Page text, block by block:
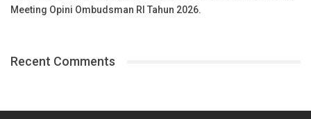
Meeting Opini Ombudsman RI Tahun 2026.
Recent Comments